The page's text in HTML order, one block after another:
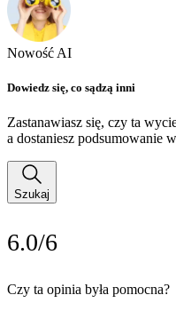
Nowość AI
Dowiedz się, co sądzą inni
Zastanawiasz się, czy ta
a dostaniesz podsumowanie
Szukaj
6.0/6
Czy ta opinia była pomocna?